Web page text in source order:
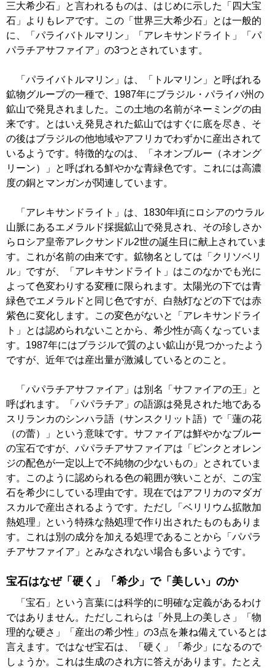
三大希少石」と言われるものは、はじめに示した「四大宝
石」よりもレアです。この「世界三大希少石」とは一般的
に、「パライバトルマリン」「アレキサンドライト」「パ
パラチアサファイア」の3つとされています。
「パライバトルマリン」は、「トルマリン」と呼ばれる
鉱物グループの一種で、1987年にブラジル・パライバ州の
鉱山で発見されました。この土地の名前がネーミングの由
来です。とはいえ発見された鉱山ではすぐに底を尽き、そ
の後はブラジルの他地域やアフリカでわずかに産出されて
いるようです。特徴的なのは、「ネオンブルー（ネオング
リーン）」と呼ばれる鮮やかな青緑色です。これには高濃
度の銅とマンガンが関連しています。
「アレキサンドライト」は、1830年頃にロシアのウラル
山脈にあるエメラルド採掘鉱山で発見され、その珍しさか
らロシア皇帝アレクサンドル2世の誕生日に献上されていま
す。これが名前の由来です。鉱物名としては「クリソベリ
ル」ですが、「アレキサンドライト」はこのなかでも光に
よって色変わりする変種に限られます。太陽光の下では青
緑色でエメラルドと同じ色ですが、白熱灯などの下では赤
紫色に変化します。この変色がないと「アレキサンドライ
ト」とは認められないことから、希少性が高くなっていま
す。1987年にはブラジルで質のよい鉱山が見つかったよう
ですが、近年では産出量が激減しているとのこと。
「パパラチアサファイア」は別名「サファイアの王」と
呼ばれます。「パパラチア」の語源は発見された地である
スリランカのシンハラ語（サンスクリット語）で「蓮の花
（の蕾）」という意味です。サファイアは鮮やかなブルー
の宝石ですが、パパラチアサファイアは「ピンクとオレン
ジの配色が一定以上で不純物の少ないもの」とされていま
す。このように認められる色の範囲が狭いことが、この宝
石を希少にしている理由です。現在ではアフリカのマダガ
スカルで産出されるようです。ただし「ベリリウム拡散加
熱処理」という特殊な熱処理で作り出されたものもありま
す。これは別の成分を加える処理であることから「パパラ
チアサファイア」とみなされない場合も多いようです。
宝石はなぜ「硬く」「希少」で「美しい」のか
「宝石」という言葉には科学的に明確な定義があるわけ
ではありません。ただしこれらは「外見上の美しさ」「物
理的な硬さ」「産出の希少性」の3点を兼ね備えているとは
言えます。ではなぜ宝石は、「硬く」「希少」になるので
しょうか。これは生成のされ方に答えがあります。たとえ